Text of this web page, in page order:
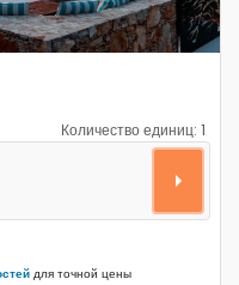
Количество единиц: 1
Basina, Хвар - Hvar K-
для точной цены